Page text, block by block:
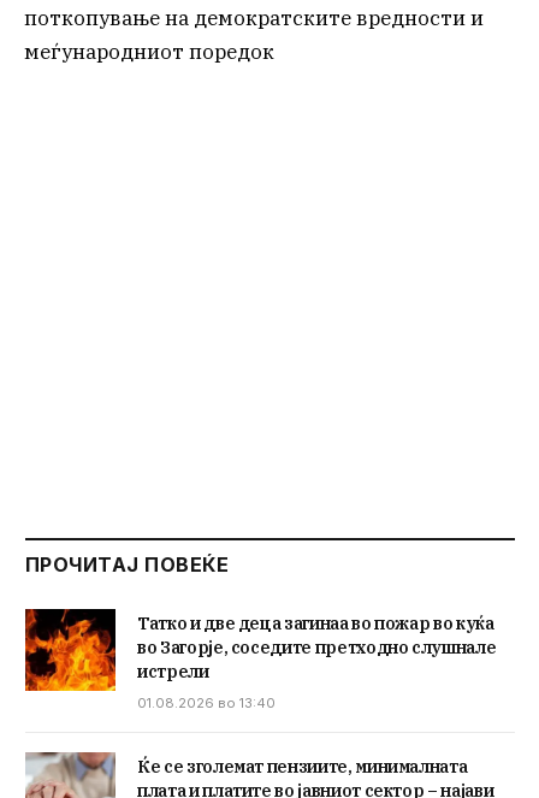
поткопување на демократските вредности и
меѓународниот поредок
ПРОЧИТАЈ ПОВЕЌЕ
Татко и две деца загинаа во пожар во куќа
во Загорје, соседите претходно слушнале
истрели
01.08.2026 во 13:40
Ќе се зголемат пензиите, минималната
плата и платите во јавниот сектор – најави